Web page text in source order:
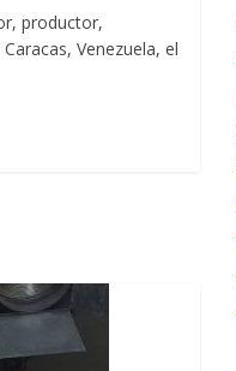
productor,
Venezuela, el